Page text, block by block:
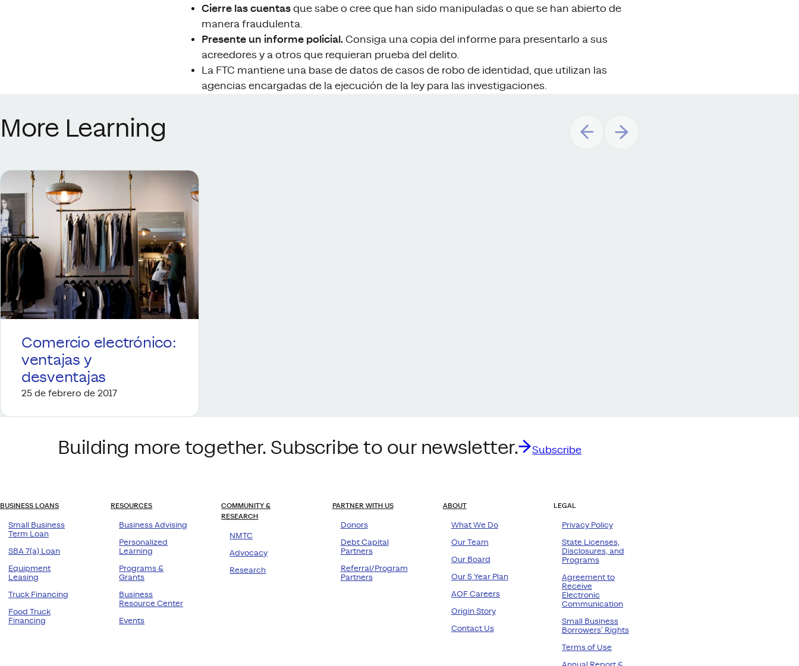
Cierre las cuentasque sabe o cree que han sido manipuladas o que se han abierto de
manera fraudulenta.
Presente un informe policial.Consiga una copia del informe para presentarlo a sus
acreedores y a otros que requieran prueba del delito.
La FTC mantiene una base de datos de casos de robo de identidad, que utilizan las
agencias encargadas de la ejecución de la ley para las investigaciones.
More Learning
Comercio electrónico:
ventajas y
desventajas
25 de febrero de 2017
Building more together. Subscribe to our newsletter. Subscribe
BUSINESS LOANS
Small Business
Term Loan
SBA 7(a) Loan
Equipment
Leasing
Truck Financing
Food Truck
Financing
RESOURCES
Business Advising
Personalized
Learning
Programs &
Grants
Business
Resource Center
Events
COMMUNITY &
RESEARCH
NMTC
Advocacy
Research
PARTNER WITH US
Donors
Debt Capital
Partners
Referral/Program
Partners
ABOUT
What We Do
Our Team
Our Board
Our 5 Year Plan
AOF Careers
Origin Story
Contact Us
LEGAL
Privacy Policy
State Licenses,
Disclosures, and
Programs
Agreement to
Receive
Electronic
Communication
Small Business
Borrowers’ Rights
Terms of Use